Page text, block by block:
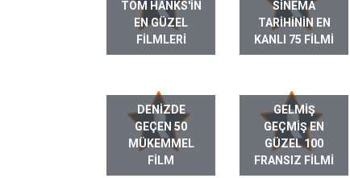
TOM HANKS'IN
EN GÜZEL
FILMLERI
SINEMA
TARIHININ EN
KANLI 75 FILMI
DENIZDE
GEÇEN 50
MÜKEMMEL
FILM
GELMIŞ
GEÇMIŞ EN
GÜZEL 100
FRANSIZ FILMI